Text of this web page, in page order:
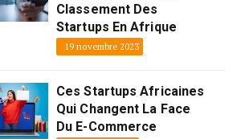
Classement Des
Startups En Afrique
19 novembre 2023
Ces Startups Africaines
Qui Changent La Face
Du E-Commerce